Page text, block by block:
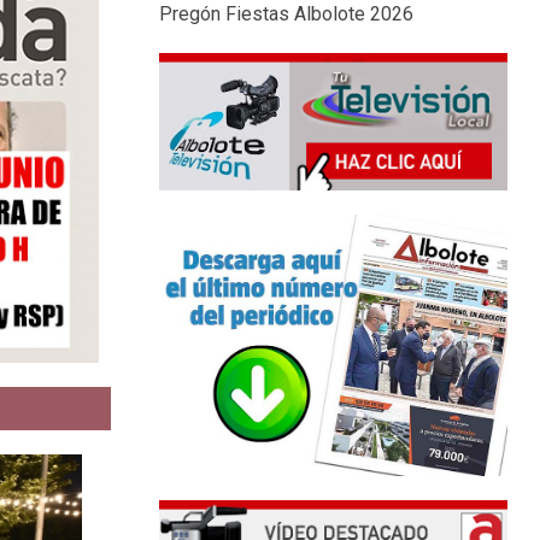
Pregón Fiestas Albolote 2026